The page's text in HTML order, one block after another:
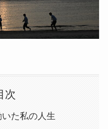
次
た私の人生